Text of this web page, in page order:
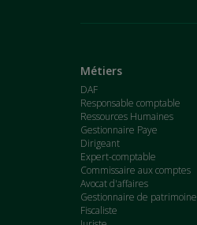
Métiers
DAF
Responsable comptable
Ressources Humaines
Gestionnaire Paye
Dirigeant
Expert-comptable
Commissaire aux comptes
Avocat d'affaires
Gestionnaire de patrimoine
Fiscaliste